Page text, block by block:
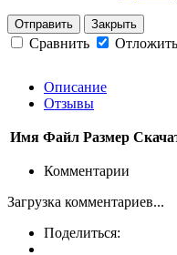
Отправить Закрыть
Сравнить Отложить
Описание
Отзывы
Имя Файл Размер
Комментарии
Загрузка комментариев...
Поделиться: